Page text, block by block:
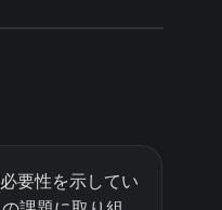
要性を示してい